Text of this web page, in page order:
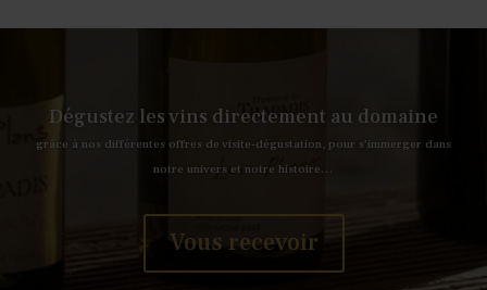
Dégustez les vins directement au domaine
grâce à nos différentes offres de visite-dégustation, pour s’immerger dans
notre univers et notre histoire…
Vous recevoir